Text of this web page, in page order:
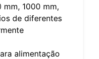
1000 mm,
de diferentes
alimentação